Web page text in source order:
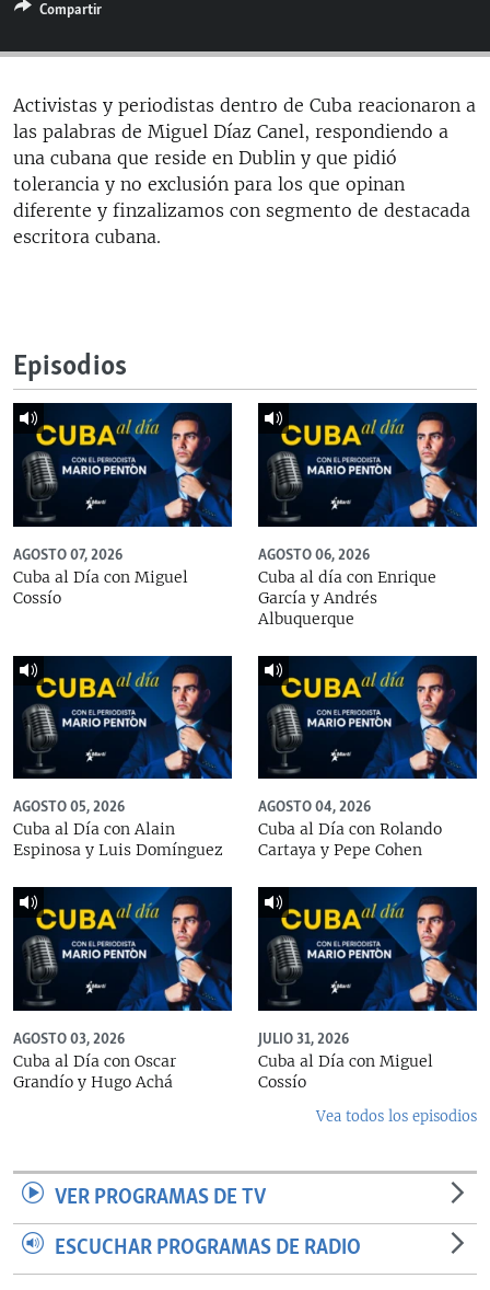
DESINFORMACIÓN RUSA EN AMÉRICA LATINA
LA INVASIÓN DE RUSIA A UCRANIA
SÍGUENOS
Compartir
Activistas y periodistas dentro de Cuba reacionaron a
las palabras de Miguel Díaz Canel, respondiendo a
una cubana que reside en Dublin y que pidió
tolerancia y no exclusión para los que opinan
diferente y finzalizamos con segmento de destacada
escritora cubana.
Episodios
AGOSTO 07, 2026
Cuba al Día con Miguel
Cossío
AGOSTO 06, 2026
Cuba al día con Enrique
García y Andrés
Albuquerque
AGOSTO 05, 2026
Cuba al Día con Alain
Espinosa y Luis Domínguez
AGOSTO 04, 2026
Cuba al Día con Rolando
Cartaya y Pepe Cohen
AGOSTO 03, 2026
Cuba al Día con Oscar
Grandío y Hugo Achá
JULIO 31, 2026
Cuba al Día con Miguel
Cossío
Vea todos los episodios
VER PROGRAMAS DE TV
ESCUCHAR PROGRAMAS DE RADIO